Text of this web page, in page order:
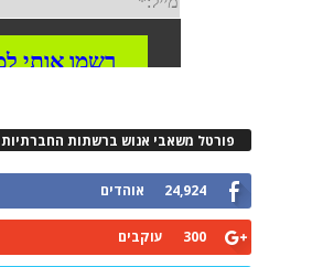
פורטל משאבי אנוש ברשתות החברתיות
24,924 אוהדים
300 עוקבים